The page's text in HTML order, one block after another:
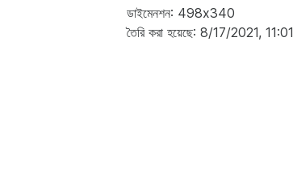
ডাইমেনশন: 498x340
তৈরি করা হয়েছে: 8/17/2021,